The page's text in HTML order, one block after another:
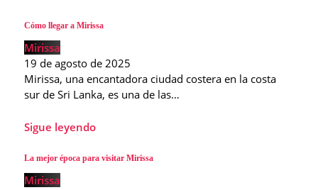
Cómo llegar a Mirissa
Mirissa
19 de agosto de 2025
Mirissa, una encantadora ciudad costera en la costa
sur de Sri Lanka, es una de las…
Sigue leyendo
La mejor época para visitar Mirissa
Mirissa